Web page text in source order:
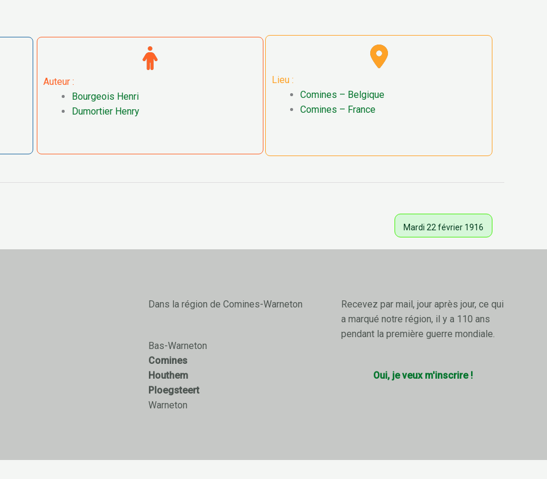
Auteur :
Bourgeois Henri
Dumortier Henry
Lieu :
Comines – Belgique
Comines – France
Mardi 22 février 1916
Dans la région de Comines-Warneton
Bas-Warneton
Comines
Houthem
Ploegsteert
Warneton
Recevez par mail, jour après jour, ce qui
a marqué notre région, il y a 110 ans
pendant la première guerre mondiale.
Oui, je veux m'inscrire !